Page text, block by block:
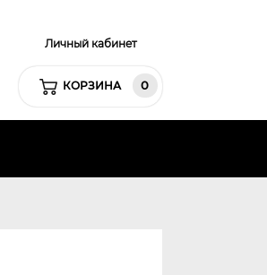
Личный кабинет
КОРЗИНА 0